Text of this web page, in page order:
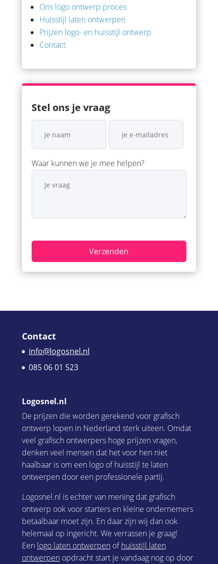
Ons logo ontwerp proces
Huisstijl laten ontwerpen
Prijzen logo- en huisstijl ontwerp
Contact
Stel ons je vraag
Waar kunnen we je mee helpen?
Contact
info@logosnel.nl
085 06 01 523
Logosnel.nl
De prijzen die worden gerekend voor grafisch
ontwerp lopen in Nederland sterk uiteen. Omdat
veel grafisch ontwerpers hoge prijzen vragen,
denken veel mensen dat het voor hen niet
haalbaar is om een logo of huisstijl te laten
ontwerpen door een professionele partij.
Logosnel.nl is echter van mening dat grafisch
ontwerp ook voor starters en kleine ondernemers
betaalbaar moet zijn. En daar zijn wij dan ook
helemaal op ingericht. We verrassen je graag!
Een logo laten ontwerpenofhuisstijl laten
ontwerpenopdracht start je vandaag nog op door